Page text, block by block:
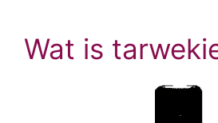
Wat is